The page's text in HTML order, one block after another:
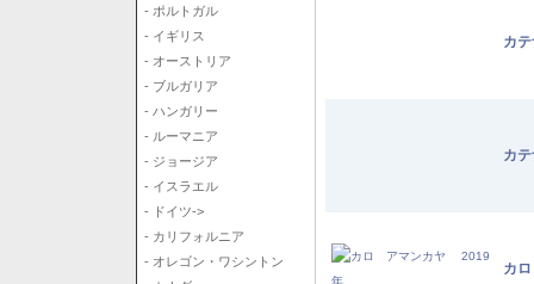
- ポルトガル
- イギリス
- オーストリア
- ブルガリア
- ハンガリー
- ルーマニア
- ジョージア
- イスラエル
- ドイツ->
- カリフォルニア
- オレゴン・ワシントン
カ
カ
カ